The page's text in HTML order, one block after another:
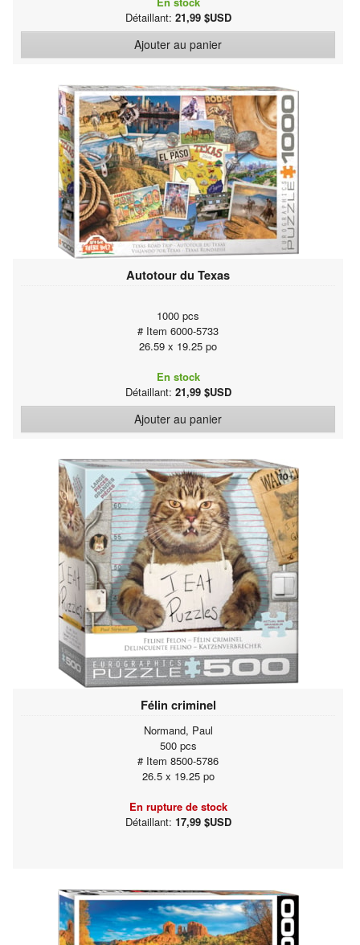
Détaillant: 21,99 $USD
Ajouter au panier
Autotour du Texas
1000 pcs
# Item 6000-5733
26.59 x 19.25 po
En stock
Détaillant: 21,99 $USD
Ajouter au panier
Félin criminel
Normand, Paul
500 pcs
# Item 8500-5786
26.5 x 19.25 po
En rupture de stock
Détaillant: 17,99 $USD